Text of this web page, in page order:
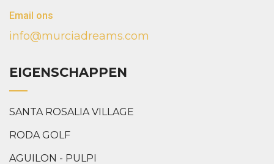
Email ons
info@murciadreams.com
EIGENSCHAPPEN
SANTA ROSALIA VILLAGE
RODA GOLF
AGUILON - PULPI